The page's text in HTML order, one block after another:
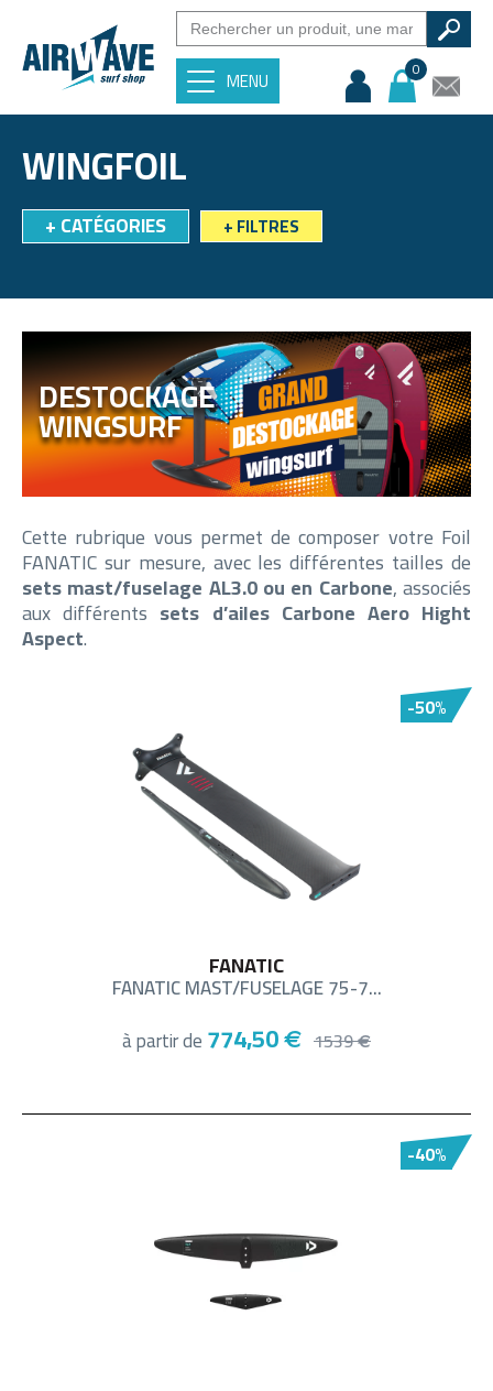
MENU 0
WINGFOIL
+CATÉGORIES +FILTRES
DESTOCKAGE
WINGSURF
Cette rubrique vous permet de composer votre Foil
FANATIC sur mesure, avec les différentes tailles de
sets mast/fuselage AL3.0 ou en Carbone, associés
aux différents sets d’ailes Carbone Aero Hight
Aspect.
-50%
FANATIC
FANATIC MAST/FUSELAGE 75-7...
à partir de774,50 € 1539€
-40%